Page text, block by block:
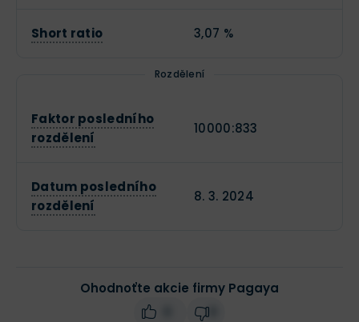
Short ratio 3,07 %
Rozdělení
Faktor posledního
rozdělení
10000:833
Datum posledního
rozdělení
8. 3. 2024
Ohodnoťte akcie firmy Pagaya